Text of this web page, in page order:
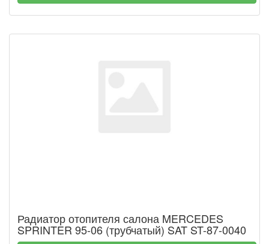
Радиатор отопителя салона MERCEDES
SPRINTER 95-06 (трубчатый) SAT ST-87-0040